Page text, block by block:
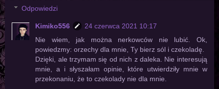
Odpowiedzi
Kimiko556
24 czerwca 2021 10:17
Nie wiem, jak można nerkowców nie lubić. Ok,
powiedzmy: orzechy dla mnie, Ty bierz sól i czekoladę.
Dzięki, ale trzymam się od nich z daleka. Nie interesują
mnie, a i słyszałam opinie, które utwierdziły mnie w
przekonaniu, że to czekolady nie dla mnie.